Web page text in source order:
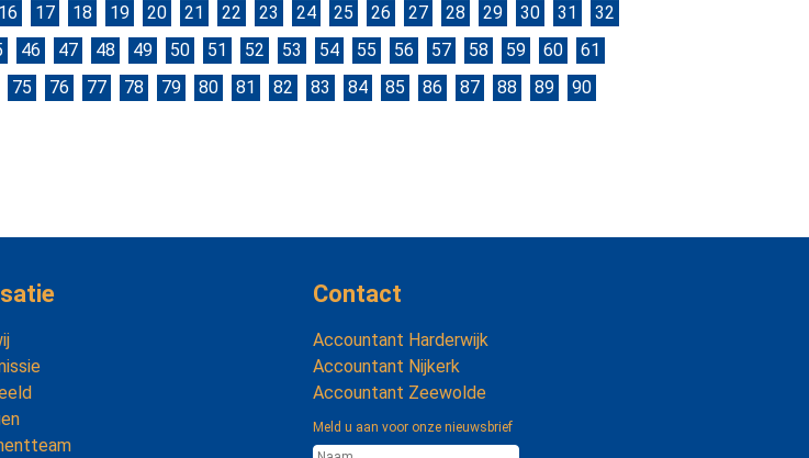
16 17 18 19 20 21 22 23 24 25 26 27 28 29 30 31
32
46 47 48 49 50 51 52 53 54 55 56 57 58 59 60
61
75 76 77 78 79 80 81 82 83 84 85 86 87 88 89
90
Contact
Accountant Harderwijk
Accountant Nijkerk
Accountant Zeewolde
Meld u aan voor onze nieuwsbrief